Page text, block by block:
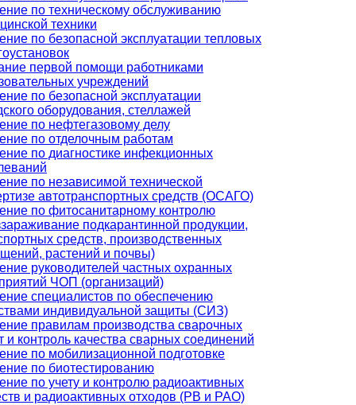
по техническому обслуживанию
техники
по безопасной эксплуатации тепловых
первой помощи работниками
учреждений
по безопасной эксплуатации
оборудования, стеллажей
по нефтегазовому делу
по отделочным работам
по диагностике инфекционных
по независимой технической
автотранспортных средств (ОСАГО)
по фитосанитарному контролю
подкарантинной продукции,
средств, производственных
растений и почвы)
руководителей частных охранных
ЧОП (организаций)
специалистов по обеспечению
индивидуальной защиты (СИЗ)
правилам производства сварочных
и контроль качества сварных соединений
по мобилизационной подготовке
по биотестированию
по учету и контролю радиоактивных
и радиоактивных отходов (РВ и РАО)